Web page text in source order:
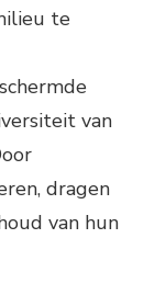
te
van
dragen
van hun